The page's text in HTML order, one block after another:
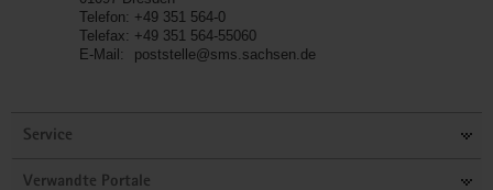
Telefon: +49 351 564-0
Telefax: +49 351 564-55060
E-Mail:
poststelle@sms.sachsen.de
Service
Verwandte Portale